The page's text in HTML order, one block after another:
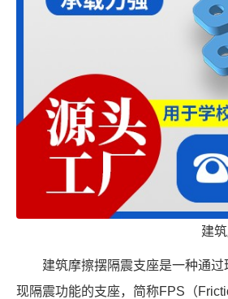
建
建筑摩擦摆隔震支座是一种通
现隔震功能的支座，简称FPS（